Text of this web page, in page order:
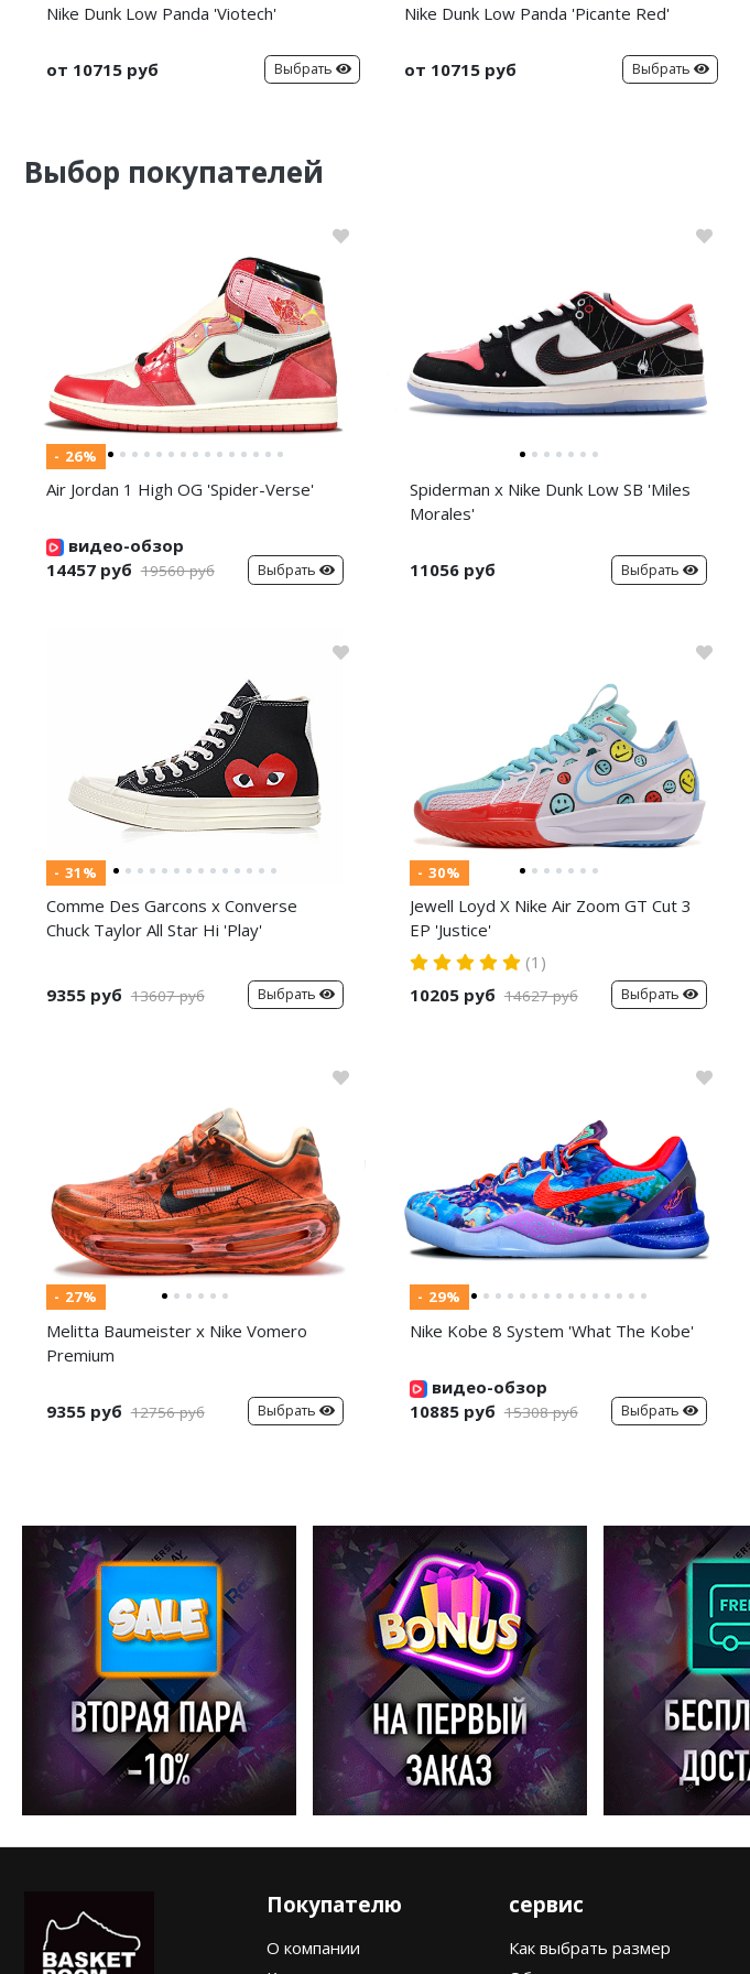
Nike Dunk Low Panda 'Viotech'
от 10715 руб Выбрать
Nike Dunk Low Panda 'Picante Red'
от 10715 руб Выбрать
Выбор покупателей
- 26%
Air Jordan 1 High OG 'Spider-Verse'
видео-обзор
14457 руб 19560 руб Выбрать
Spiderman x Nike Dunk Low SB 'Miles
Morales'
11056 руб Выбрать
- 31%
Comme Des Garcons x Converse
Chuck Taylor All Star Hi 'Play'
9355 руб 13607 руб Выбрать
- 30%
Jewell Loyd X Nike Air Zoom GT Cut 3
EP 'Justice'
(1)
10205 руб 14627 руб Выбрать
- 27%
Melitta Baumeister x Nike Vomero
Premium
9355 руб 12756 руб Выбрать
- 29%
Nike Kobe 8 System 'What The Kobe'
видео-обзор
10885 руб 15308 руб Выбрать
Покупателю
О компании
сервис
Как выбрать размер